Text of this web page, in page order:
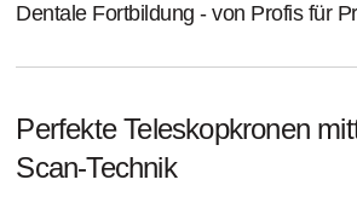
Dentale Fortbildung - von Profis für
Perfekte Teleskopkronen
Scan-Technik